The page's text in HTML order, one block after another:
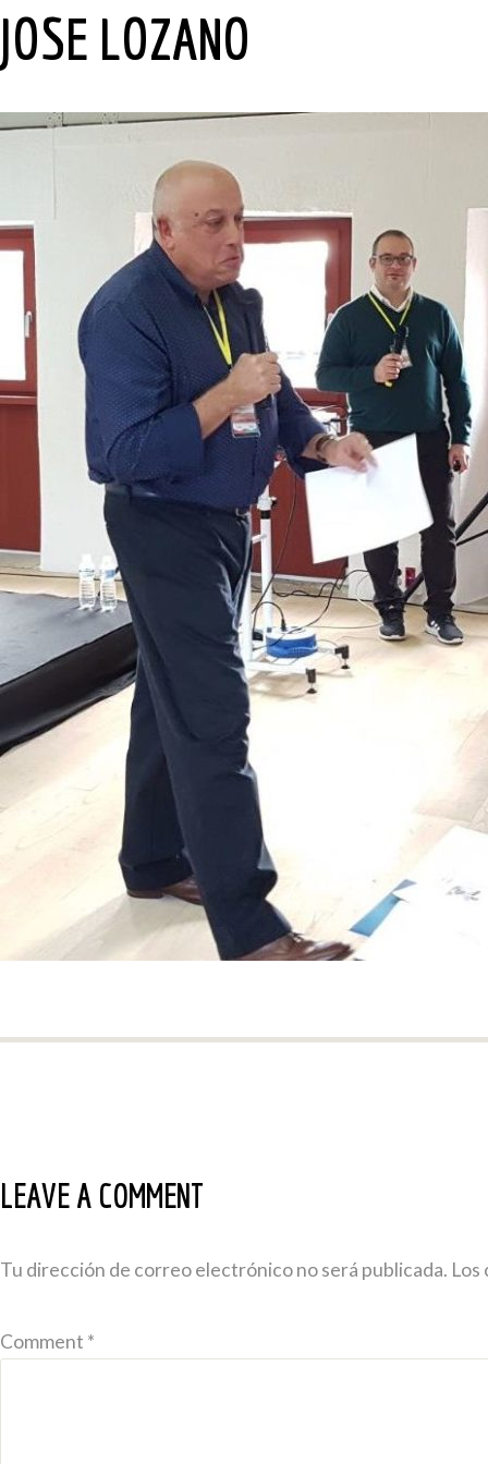
JOSE LOZANO
LEAVE A COMMENT
Tu dirección de correo electrónico no será publicada. Los
Comment *